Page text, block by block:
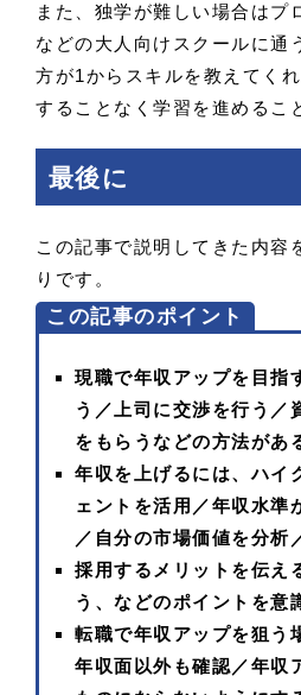
また、独学が難しい場合はプ
などの大人向けスクールに通
方が1からスキルを教えてく
することなく学習を進めるこ
最後に
この記事で説明してきた内容
りです。
この記事のポイント
現職で年収アップを目指
う／上司に交渉を行う／
をもらうなどの方法があ
年収を上げるには、ハイ
ェントを活用／年収水準
／自分の市場価値を分析
採用するメリットを伝え
う、などのポイントを意
転職で年収アップを狙う
年収面以外も確認／年収